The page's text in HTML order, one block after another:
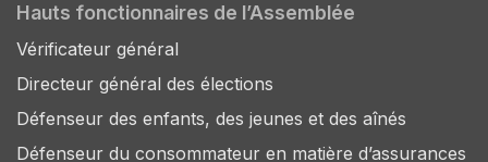
Hauts fonctionnaires de l’Assemblée
Vérificateur général
Directeur général des élections
Défenseur des enfants, des jeunes et des aînés
Défenseur du consommateur en matière d’assurances